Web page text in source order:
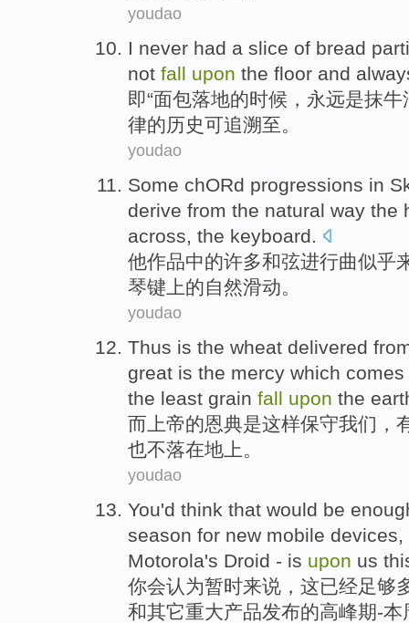
youdao
I never had a slice of bread
not fall upon the floor and
即“面包落地的时候， 永远是抹牛
律的历史可追溯至。
youdao
Some chORd progressions in
derive from the natural way the
across, the keyboard.
他作品中的许多和弦进行曲似乎
琴键 上的自然滑动。
youdao
Thus is the wheat delivered
great is the mercy which
the least grain fall upon the
而上帝的恩典是这样保守我们 ，
也不落在地上。
youdao
You'd think that would be
season for new mobile devices
Motorola's Droid - is upon us
你会认为暂时来说 ，这已经足够
和其它重大产品发布的高峰期-本